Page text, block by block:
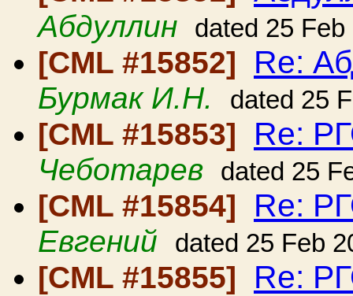
Абдуллин dated 25 Feb
[CML #15852] Re:
Бурмак И.Н. dated 25
[CML #15853] Re:
Чеботарев dated 25
[CML #15854] Re:
Евгений dated 25 Feb
[CML #15855] Re: